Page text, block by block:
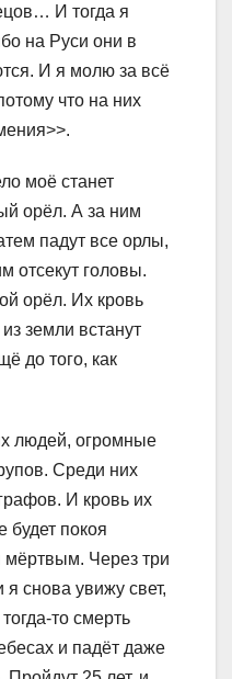
И тогда я
на Руси они в
И я молю за всё
что на них
моё станет
орёл. А за ним
падут все орлы,
отсекут головы.
орёл. Их кровь
земли встанут
до того, как
людей, огромные
Среди них
И кровь их
покоя
мёртвым. Через три
снова увижу свет,
то смерть
и падёт даже